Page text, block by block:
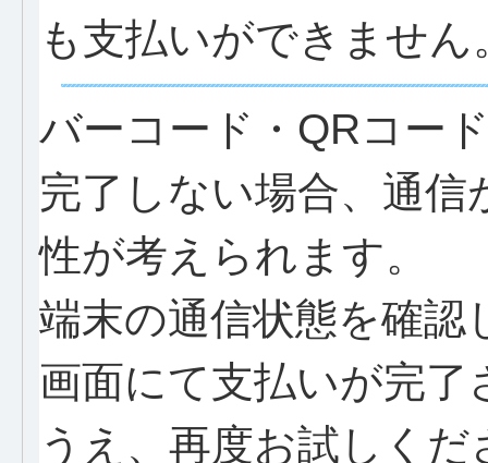
も支払いができませ
バーコード・QRコー
完了しない場合、通
性が考えられます。
端末の通信状態を確認
画面にて支払いが完
うえ、再度お試しくだ